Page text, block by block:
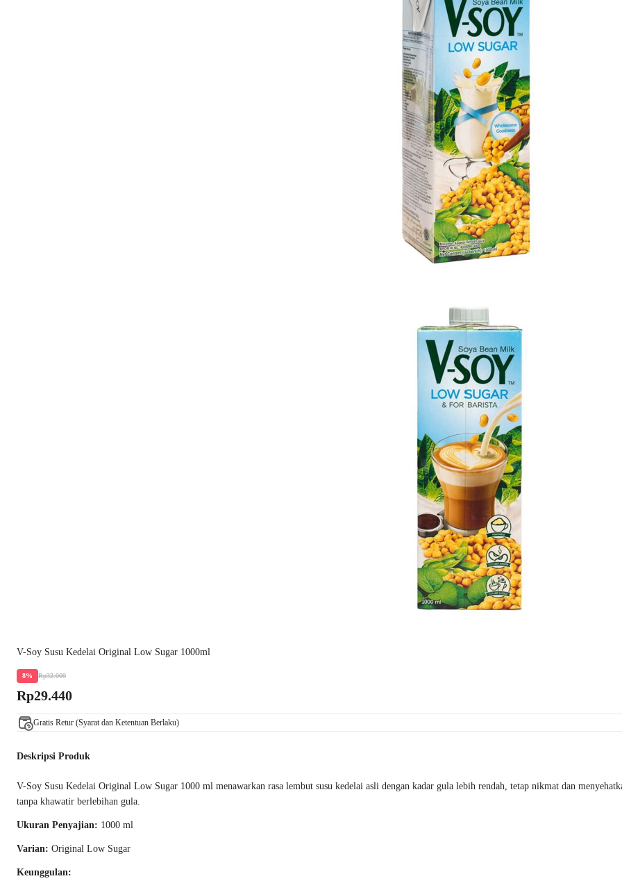
V-Soy Susu Kedelai Original Low Sugar 1000ml
8% Rp32.000
Rp29.440
Gratis Retur (Syarat dan Ketentuan Berlaku)
Deskripsi Produk
V-Soy Susu Kedelai Original Low Sugar 1000 ml menawarkan rasa lembut susu kedelai asli dengan kadar gula lebih rendah, tetap nikmat dan
tanpa khawatir berlebihan gula.
Ukuran Penyajian: 1000 ml
Varian: Original Low Sugar
Keunggulan: